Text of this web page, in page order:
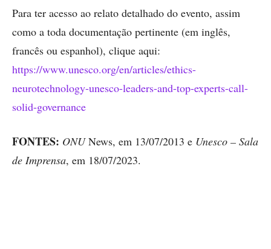
Para ter acesso ao relato detalhado do evento, assim
como a toda documentação pertinente (em inglês,
francês ou espanhol), clique aqui:
https://www.unesco.org/en/articles/ethics-
neurotechnology-unesco-leaders-and-top-experts-call-
solid-governance
FONTES: ONUNews, em 13/07/2013 e Unesco – Sala
de Imprensa, em 18/07/2023.